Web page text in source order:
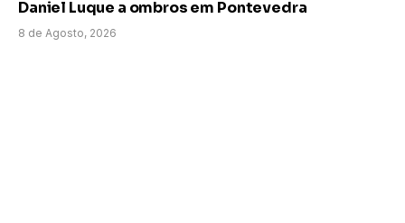
Daniel Luque a ombros em Pontevedra
8 de Agosto, 2026